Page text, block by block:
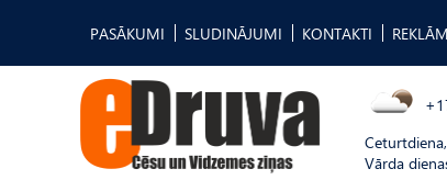
PASĀKUMI SLUDINĀJUMI KONTAKTI
Vārda